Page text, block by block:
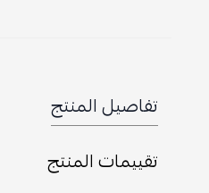
تفاصيل المنتج
تقييمات المنتج